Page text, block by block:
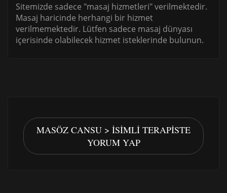
Sitemizde sadece "masaj hizmetleri" verilmektedir.
Masaj haricinde herhangi bir hizmet
verilmemektedir. Lütfen sadece masaj dünyası
içerisinde olabilecek hizmet isteklerinde bulunun.
MASÖZ CANSU > İSIMLI TERAPISTE
YORUM YAP